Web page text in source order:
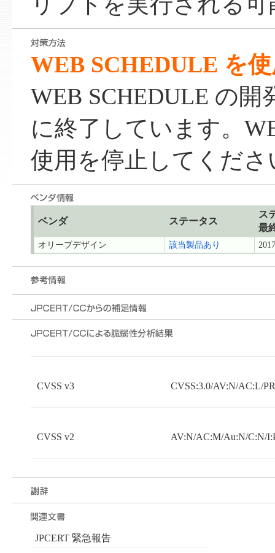
WEB SCHEDULE を
WEB SCHEDULE の
に終了しています。
使用を停止してくださ
ベンダ ステータス
ス
最
オリーブデザイン 該当製品あり
CVSS v3 CVSS:3.0/AV:N/AC:L/
CVSS v2 AV:N/AC:M/Au:N/C:N/
JPCERT 緊急報告